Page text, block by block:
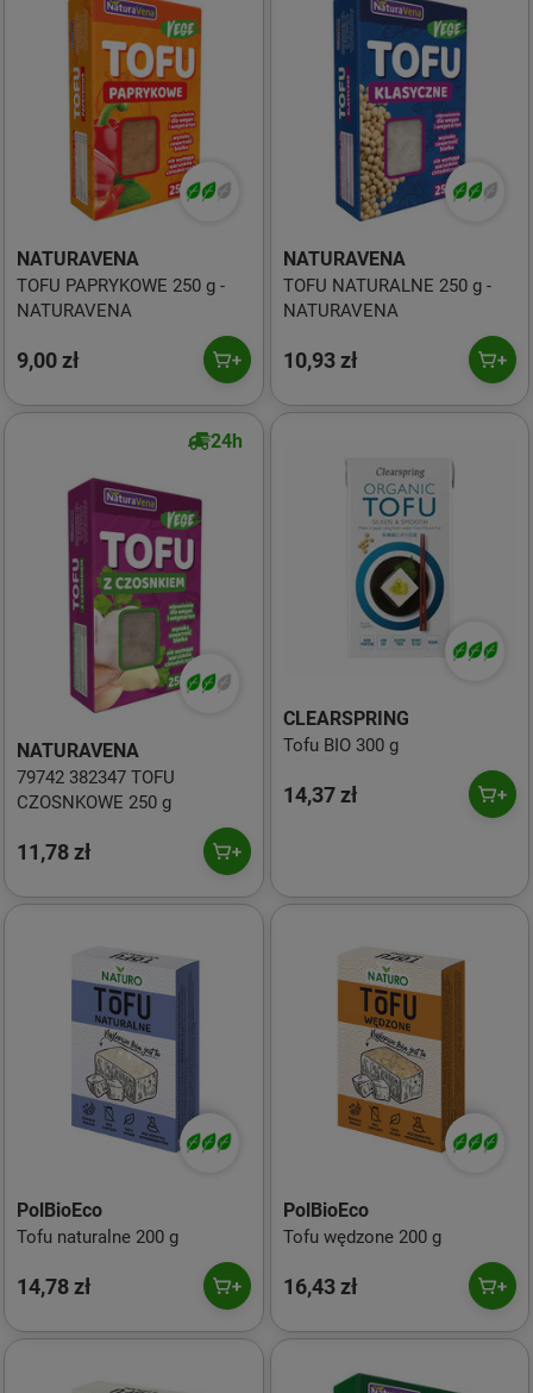
NATURAVENA
TOFU PAPRYKOWE 250 g -
NATURAVENA
9,00 zł
NATURAVENA
TOFU NATURALNE 250 g -
NATURAVENA
10,93 zł
24h
NATURAVENA
79742 382347 TOFU
CZOSNKOWE 250 g
11,78 zł
CLEARSPRING
Tofu BIO 300 g
14,37 zł
PolBioEco
Tofu naturalne 200 g
14,78 zł
PolBioEco
Tofu wędzone 200 g
16,43 zł